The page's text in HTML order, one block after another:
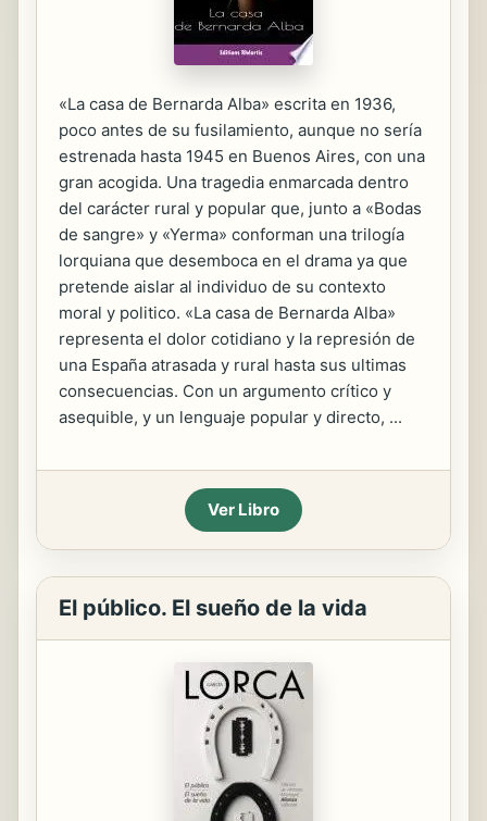
«La casa de Bernarda Alba» escrita en 1936,
poco antes de su fusilamiento, aunque no sería
estrenada hasta 1945 en Buenos Aires, con una
gran acogida. Una tragedia enmarcada dentro
del carácter rural y popular que, junto a «Bodas
de sangre» y «Yerma» conforman una trilogía
lorquiana que desemboca en el drama ya que
pretende aislar al individuo de su contexto
moral y politico. «La casa de Bernarda Alba»
representa el dolor cotidiano y la represión de
una España atrasada y rural hasta sus ultimas
consecuencias. Con un argumento crítico y
asequible, y un lenguaje popular y directo, ...
Ver Libro
El público. El sueño de la vida